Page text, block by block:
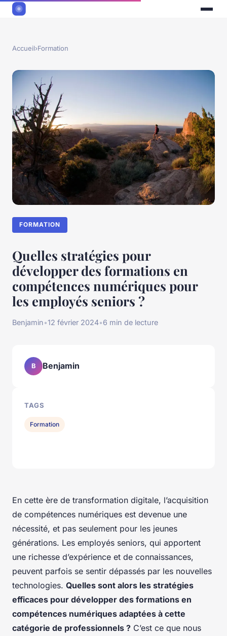
Accueil›Formation
FORMATION
Quelles stratégies pour
développer des formations en
compétences numériques pour
les employés seniors ?
Benjamin•12 février 2024•6 min de lecture
En cette ère de transformation digitale, l’acquisition
de compétences numériques est devenue une
nécessité, et pas seulement pour les jeunes
générations. Les employés seniors, qui apportent
une richesse d’expérience et de connaissances,
peuvent parfois se sentir dépassés par les nouvelles
technologies. Quelles sont alors les stratégies
efficaces pour développer des formations en
compétences numériques adaptées à cette
catégorie de professionnels ? C’est ce que nous
B Benjamin
TAGS
Formation